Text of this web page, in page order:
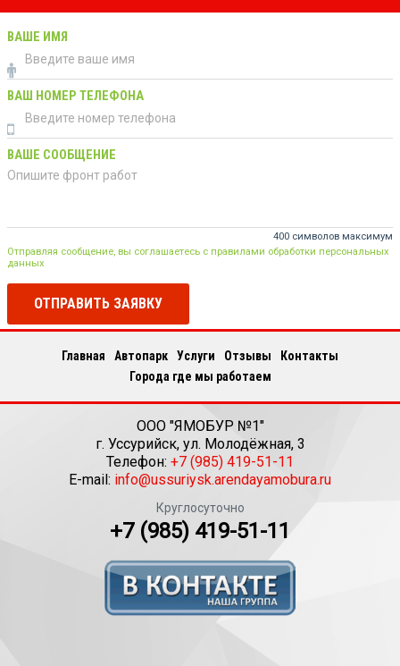
ВАШЕ ИМЯ
ВАШ НОМЕР ТЕЛЕФОНА
ВАШЕ СООБЩЕНИЕ
400 символов максимум
Отправляя сообщение, вы соглашаетесь с правилами обработки персональных
данных
ОТПРАВИТЬ ЗАЯВКУ
Главная Автопарк Услуги Отзывы
Контакты
Города где мы работаем
ООО "ЯМОБУР №1"
г. Уссурийск, ул. Молодёжная, 3
Телефон: +7 (985) 419-51-11
E-mail: info@ussuriysk.arendayamobura.ru
Круглосуточно
+7 (985) 419-51-11